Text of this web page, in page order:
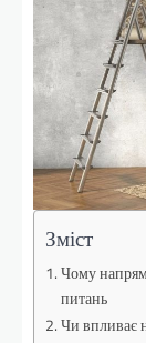
Зміст
Чому
питань
Чи впливає